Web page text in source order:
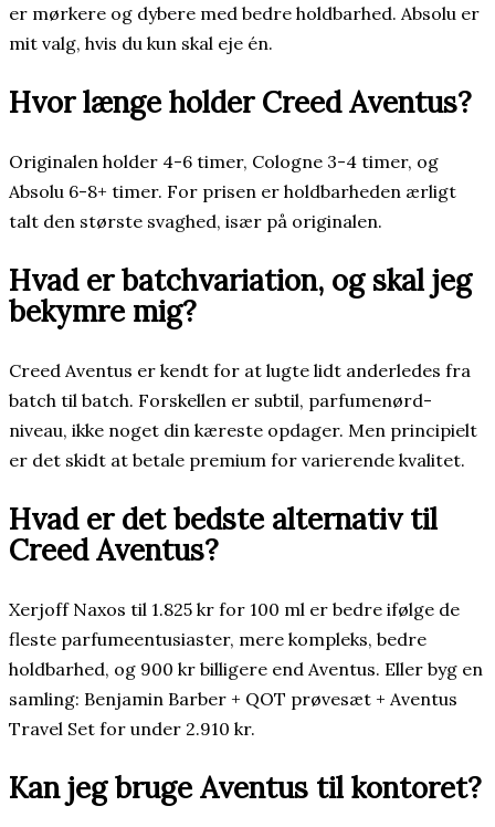
er mørkere og dybere med bedre holdbarhed. Absolu er
mit valg, hvis du kun skal eje én.
Hvor længe holder Creed Aventus?
Originalen holder 4-6 timer, Cologne 3-4 timer, og
Absolu 6-8+ timer. For prisen er holdbarheden ærligt
talt den største svaghed, især på originalen.
Hvad er batchvariation, og skal jeg
bekymre mig?
Creed Aventus er kendt for at lugte lidt anderledes fra
batch til batch. Forskellen er subtil, parfumenørd-
niveau, ikke noget din kæreste opdager. Men principielt
er det skidt at betale premium for varierende kvalitet.
Hvad er det bedste alternativ til
Creed Aventus?
Xerjoff Naxos til 1.825 kr for 100 ml er bedre ifølge de
fleste parfumeentusiaster, mere kompleks, bedre
holdbarhed, og 900 kr billigere end Aventus. Eller byg en
samling: Benjamin Barber + QOT prøvesæt + Aventus
Travel Set for under 2.910 kr.
Kan jeg bruge Aventus til kontoret?